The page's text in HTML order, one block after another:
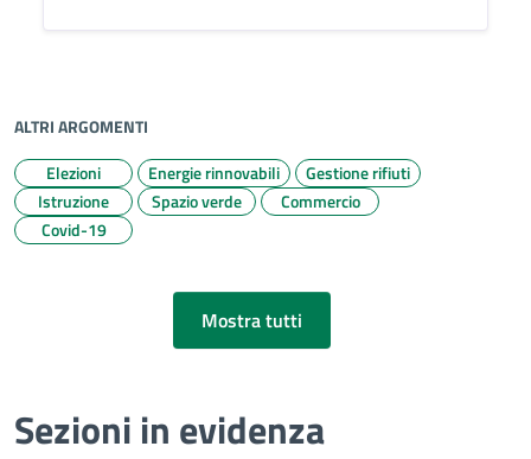
ALTRI ARGOMENTI
Elezioni
Energie rinnovabili
Gestione rifiuti
Istruzione
Spazio verde
Commercio
Covid-19
Mostra tutti
Sezioni in evidenza